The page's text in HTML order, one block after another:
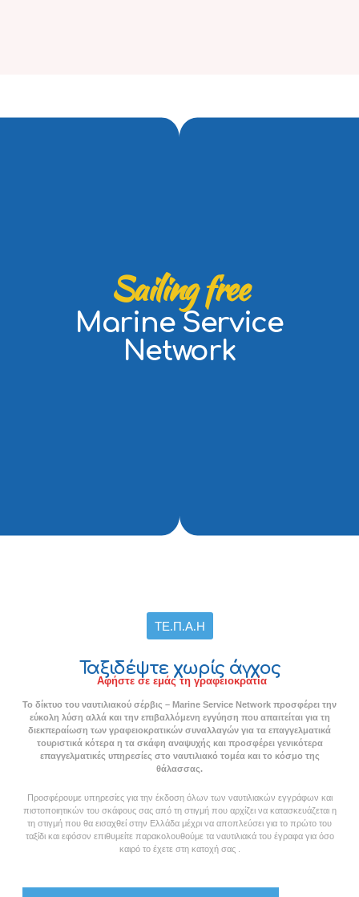
Sailing free
Marine Service
Network
ΤΕ.Π.Α.Η
Ταξιδέψτε χωρίς άγχος
Αφήστε σε εμάς τη γραφειοκρατία
Το δίκτυο του ναυτιλιακού σέρβις – Marine Service Network προσφέρει την
εύκολη λύση αλλά και την επιβαλλόμενη εγγύηση που απαιτείται για τη
διεκπεραίωση των γραφειοκρατικών συναλλαγών για τα επαγγελματικά
τουριστικά κότερα η τα σκάφη αναψυχής και προσφέρει γενικότερα
επαγγελματικές υπηρεσίες στο ναυτιλιακό τομέα και το κόσμο της
θάλασσας.
Προσφέρουμε υπηρεσίες για την έκδοση όλων των ναυτιλιακών εγγράφων και
πιστοποιητικών του σκάφους σας από τη στιγμή που αρχίζει να κατασκευάζεται η
τη στιγμή που θα εισαχθεί στην Ελλάδα μέχρι να αποπλεύσει για το πρώτο του
ταξίδι και εφόσον επιθυμείτε παρακολουθούμε τα ναυτιλιακά του έγραφα για όσο
καιρό το έχετε στη κατοχή σας .